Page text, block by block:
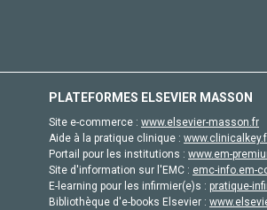
PLATEFORMES ELSEVIER MASSON
Site e-commerce : www.elsevier-masson.fr
Aide à la pratique clinique :
Portail pour les institutions : www.em-
Site d'information sur l'EMC : emc-info.em-
E-learning pour les infirmier(e)s : pratique-
Bibliothèque d'e-books Elsevier :